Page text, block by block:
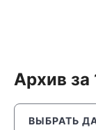
Архив за
ВЫБРАТЬ